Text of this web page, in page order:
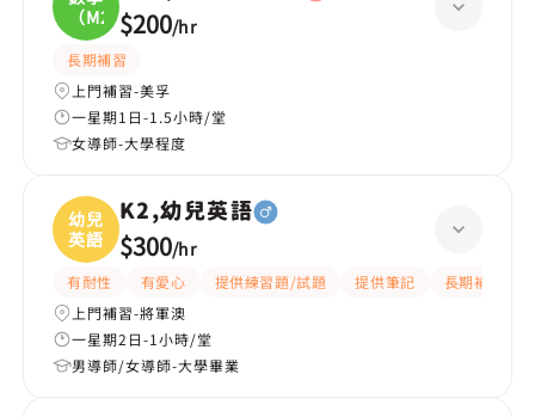
（M2
$200/hr
長期補習
上門補習-美孚
一星期1日-1.5小時/堂
女導師-大學程度
幼兒
英語
K2,幼兒英語
$300/hr
有耐性 有愛心 提供練習題/試題 提供筆記
長期補習
上門補習-將軍澳
一星期2日-1小時/堂
男導師/女導師-大學畢業